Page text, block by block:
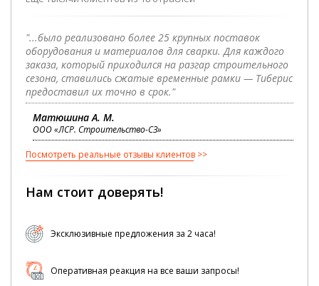
"...было реализовано более 25 крупных поставок
оборудования и материалов для сварки. Для каждого
заказа, который приходился на разгар строительного
сезона, ставились сжатые временные рамки — Тиберис
предоставил их точно в срок."
Матюшина А. М.
ООО «ЛСР. Строительство-СЗ»
Посмотреть реальные отзывы клиентов
Нам стоит доверять!
Эксклюзивные предложения за 2 часа!
Оперативная реакция на все ваши запросы!